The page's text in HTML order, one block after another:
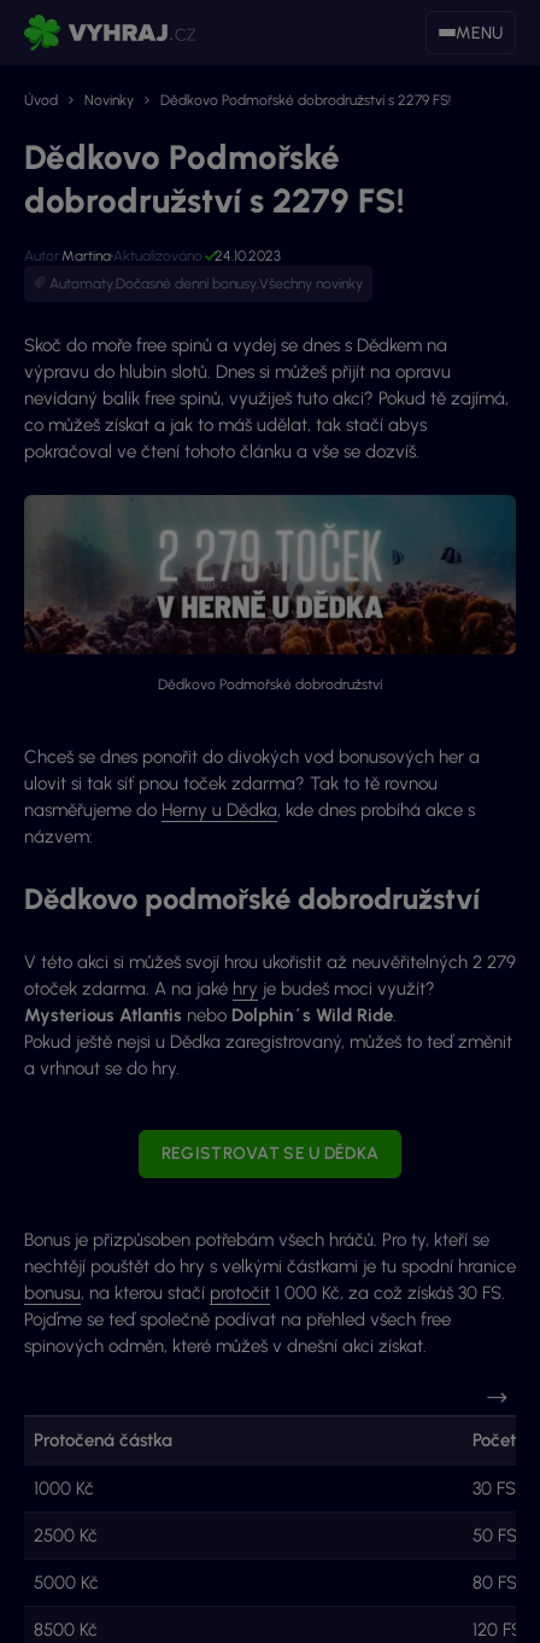
MENU
Úvod Novinky Dědkovo Podmořské dobrodružství s 2279 FS!
Dědkovo Podmořské
dobrodružství s 2279 FS!
Autor: Martina Aktualizováno:
24.10.2023
Automaty,Dočasné denní bonusy,Všechny novinky
Skoč do moře free spinů a vydej se dnes s Dědkem na
výpravu do hlubin slotů. Dnes si můžeš přijít na opravu
nevídaný balík free spinů, využiješ tuto akci? Pokud tě zajímá,
co můžeš získat a jak to máš udělat, tak stačí abys
pokračoval ve čtení tohoto článku a vše se dozvíš.
Dědkovo Podmořské dobrodružství
Chceš se dnes ponořit do divokých vod bonusových her a
ulovit si tak síť pnou toček zdarma? Tak to tě rovnou
nasměřujeme do Herny u Dědka, kde dnes probíhá akce s
názvem:
Dědkovo podmořské dobrodružství
V této akci si můžeš svojí hrou ukořistit až neuvěřitelných 2 279
otoček zdarma. A na jaké hry je budeš moci využít?
Mysterious Atlantis nebo Dolphin´s Wild Ride.
Pokud ještě nejsi u Dědka zaregistrovaný, můžeš to teď změnit
a vrhnout se do hry.
REGISTROVAT SE U DĚDKA
Bonus je přizpůsoben potřebám všech hráčů. Pro ty, kteří se
nechtějí pouštět do hry s velkými částkami je tu spodní hranice
bonusu, na kterou stačí protočit 1 000 Kč, za což získáš 30 FS.
Pojďme se teď společně podívat na přehled všech free
spinových odměn, které můžeš v dnešní akci získat.
Protočená částka Počet
1000 Kč 30 FS
2500 Kč 50 FS
5000 Kč 80 FS
8500 Kč 120 FS